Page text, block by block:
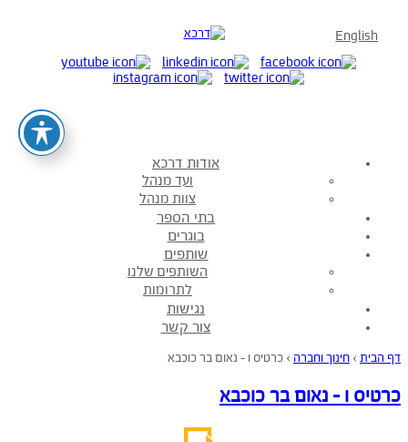
English
אודות דרכא
ועד מנהל
צוות מנהל
בתי הספר
בוגרים
שותפים
השותפים שלנו
לתרומות
נגישות
צור קשר
דף הבית › חינוך וחברה › כרטיס ו – נאום בר כוכבא
כרטיס ו – נאום בר כוכבא